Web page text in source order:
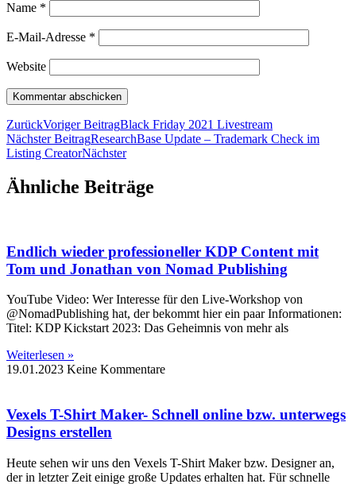
Name *
E-Mail-Adresse *
Website
ZurückVoriger BeitragBlack Friday 2021 Livestream
Nächster BeitragResearchBase Update – Trademark Check im
Listing CreatorNächster
Ähnliche Beiträge
Endlich wieder professioneller KDP Content mit
Tom und Jonathan von Nomad Publishing
YouTube Video: Wer Interesse für den Live-Workshop von
@NomadPublishing hat, der bekommt hier ein paar Informationen:
Titel: KDP Kickstart 2023: Das Geheimnis von mehr als
Weiterlesen »
19.01.2023 Keine Kommentare
Vexels T-Shirt Maker- Schnell online bzw. unterwegs
Designs erstellen
Heute sehen wir uns den Vexels T-Shirt Maker bzw. Designer an,
der in letzter Zeit einige große Updates erhalten hat. Für schnelle